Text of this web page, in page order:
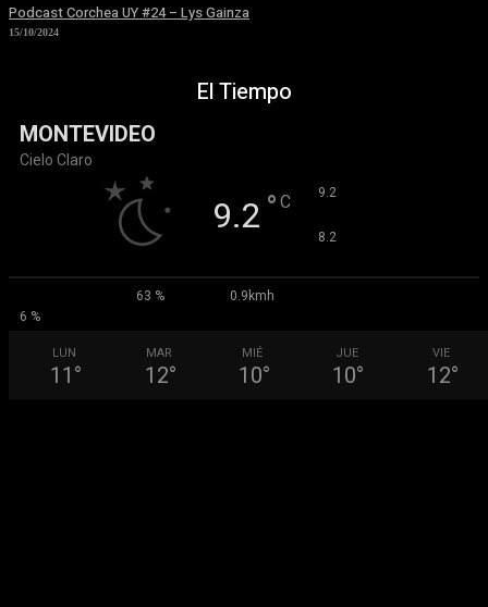
Podcast Corchea UY #24 – Lys Gainza
15/10/2024
El Tiempo
MONTEVIDEO
Cielo Claro
9.2 ° C 9.2
8.2
63 %
0.9kmh
6 %
LUN
11 °
MAR
12°
MIÉ
10°
JUE
10°
VIE
12°